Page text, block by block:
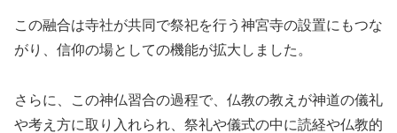
この融合は寺社が共同で祭祀を行う神宮寺の設置にもつな
がり、信仰の場としての機能が拡大しました。
さらに、この神仏習合の過程で、仏教の教えが神道の儀礼
や考え方に取り入れられ、祭礼や儀式の中に読経や仏教的